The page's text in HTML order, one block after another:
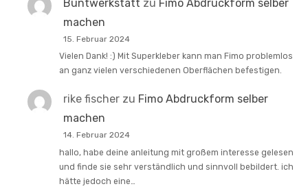
Buntwerkstatt zu Fimo Abdruckform selber
machen
15. Februar 2024
Vielen Dank! :) Mit Superkleber kann man Fimo problemlos
an ganz vielen verschiedenen Oberflächen befestigen.
rike fischer zu Fimo Abdruckform selber
machen
14. Februar 2024
hallo, habe deine anleitung mit großem interesse gelesen
und finde sie sehr verständlich und sinnvoll bebildert. ich
hätte jedoch eine…